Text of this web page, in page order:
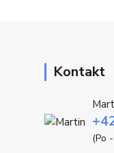
Kontakt
(Po